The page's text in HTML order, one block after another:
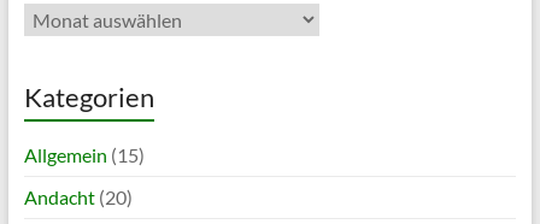
Archiv
Kategorien
Allgemein (15)
Andacht(20)